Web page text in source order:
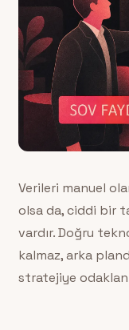
Verileri manuel
olsa da, ciddi bir
vardır. Doğru
kalmaz, arka
stratejiye